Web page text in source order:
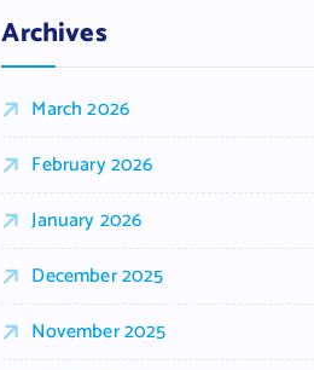
Archives
March 2026
February 2026
January 2026
December 2025
November 2025